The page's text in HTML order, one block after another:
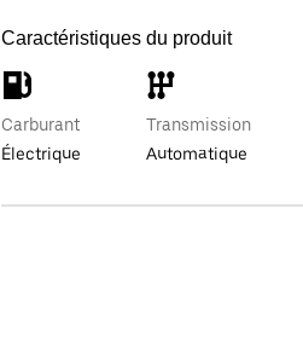
Caractéristiques du produit
Carburant
Électrique
Transmission
Automatique